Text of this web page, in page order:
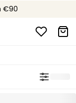
€90